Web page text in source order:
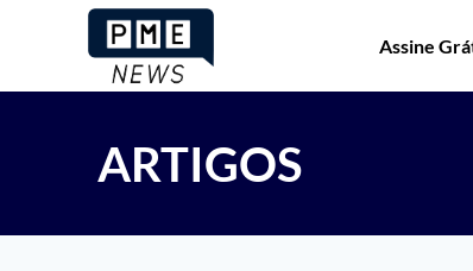
Assine
ARTIGOS